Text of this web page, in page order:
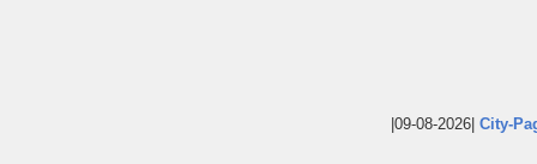
|09-08-2026| City-